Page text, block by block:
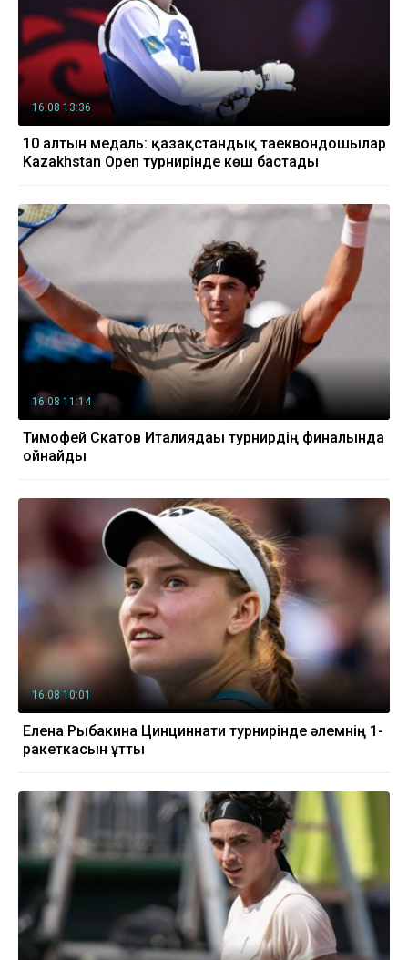
16.08 13:36
10 алтын медаль: қазақстандық таеквондошылар
Kazakhstan Open турнирінде көш бастады
16.08 11:14
Тимофей Скатов Италиядағы турнирдің финалында
ойнайды
16.08 10:01
Елена Рыбакина Цинциннати турнирінде әлемнің 1-
ракеткасын ұтты